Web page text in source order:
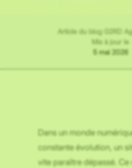
Article du blog G2RD
Mis à jour le
5 mai 2026
Dans un monde
constante évolution, un
vite paraître dépassé. Ce